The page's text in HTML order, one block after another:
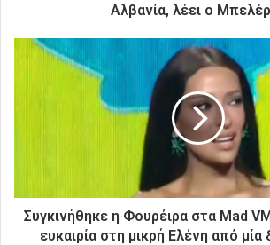
ή
Αλβανία, λέει ο
Συγκινήθηκε η Φουρέιρα στα Mad
ευκαιρία στη μικρή Ελένη από